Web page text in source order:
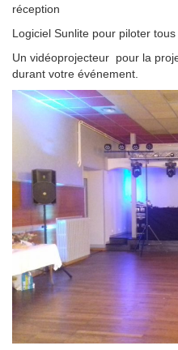
réception
Logiciel Sunlite pour piloter
Un vidéoprojecteur pour la
durant votre événement.